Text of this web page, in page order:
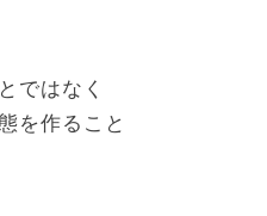
ではなく
を作ること